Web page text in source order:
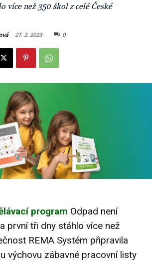
více než 350 škol z celé České
27. 2. 2023 0
program Odpad není
první tři dny stáhlo více než
REMA Systém připravila
výchovu zábavné pracovní listy